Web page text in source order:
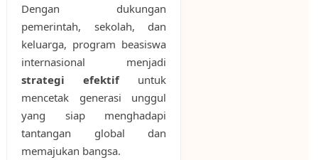
Dengan dukungan
pemerintah, sekolah, dan
keluarga, program beasiswa
internasional menjadi
strategi efektifuntuk
mencetak generasi unggul
yang siap menghadapi
tantangan global dan
memajukan bangsa.